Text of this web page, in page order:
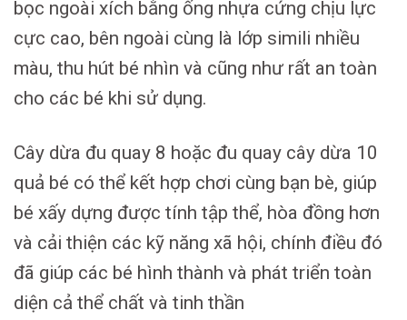
bọc ngoài xích bằng ống nhựa cứng chịu lực
cực cao, bên ngoài cùng là lớp simili nhiều
màu, thu hút bé nhìn và cũng như rất an toàn
cho các bé khi sử dụng.
Cây dừa đu quay 8 hoặc đu quay cây dừa 10
quả bé có thể kết hợp chơi cùng bạn bè, giúp
bé xấy dựng được tính tập thể, hòa đồng hơn
và cải thiện các kỹ năng xã hội, chính điều đó
đã giúp các bé hình thành và phát triển toàn
diện cả thể chất và tinh thần